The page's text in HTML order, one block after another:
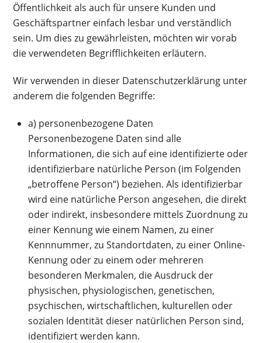
Öffentlichkeit als auch für unsere Kunden und
Geschäftspartner einfach lesbar und verständlich
sein. Um dies zu gewährleisten, möchten wir vorab
die verwendeten Begrifflichkeiten erläutern.
Wir verwenden in dieser Datenschutzerklärung unter
anderem die folgenden Begriffe:
a) personenbezogene Daten
Personenbezogene Daten sind alle
Informationen, die sich auf eine identifizierte oder
identifizierbare natürliche Person (im Folgenden
„betroffene Person“) beziehen. Als identifizierbar
wird eine natürliche Person angesehen, die direkt
oder indirekt, insbesondere mittels Zuordnung zu
einer Kennung wie einem Namen, zu einer
Kennnummer, zu Standortdaten, zu einer Online-
Kennung oder zu einem oder mehreren
besonderen Merkmalen, die Ausdruck der
physischen, physiologischen, genetischen,
psychischen, wirtschaftlichen, kulturellen oder
sozialen Identität dieser natürlichen Person sind,
identifiziert werden kann.